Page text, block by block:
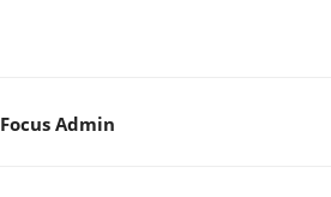
Focus Admin